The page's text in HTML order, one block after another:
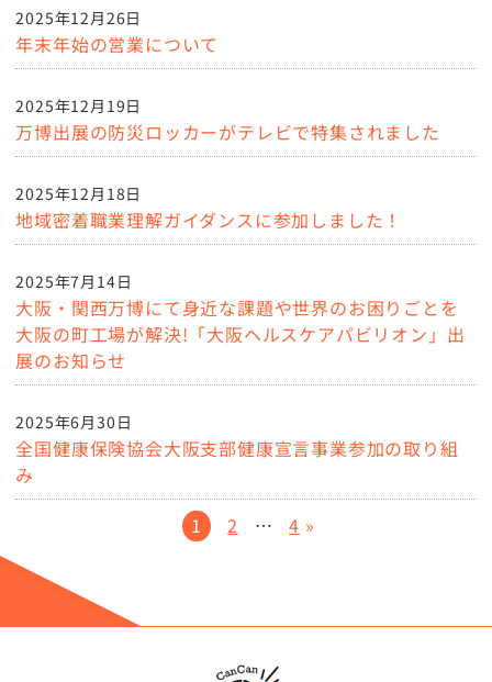
2025年12月26日
年末年始の営業について
2025年12月19日
万博出展の防災ロッカーがテレビで特集されました
2025年12月18日
地域密着職業理解ガイダンスに参加しました！
2025年7月14日
大阪・関西万博にて身近な課題や世界のお困りごとを
大阪の町工場が解決!「大阪ヘルスケアパビリオン」出
展のお知らせ
2025年6月30日
全国健康保険協会大阪支部健康宣言事業参加の取り組
み
1
2 … 4 »